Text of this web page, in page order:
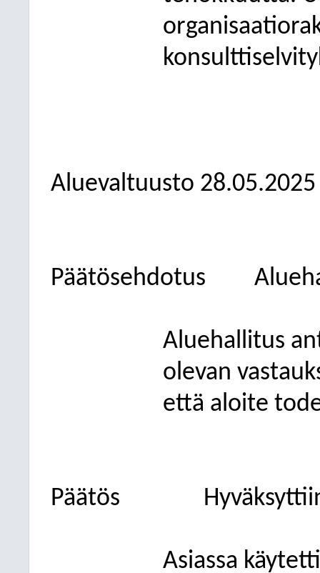
Aluevaltuusto 28.05.2025
Päätösehdotus
Aluehallitus
olevan
että aloite
Päätös
Asiassa